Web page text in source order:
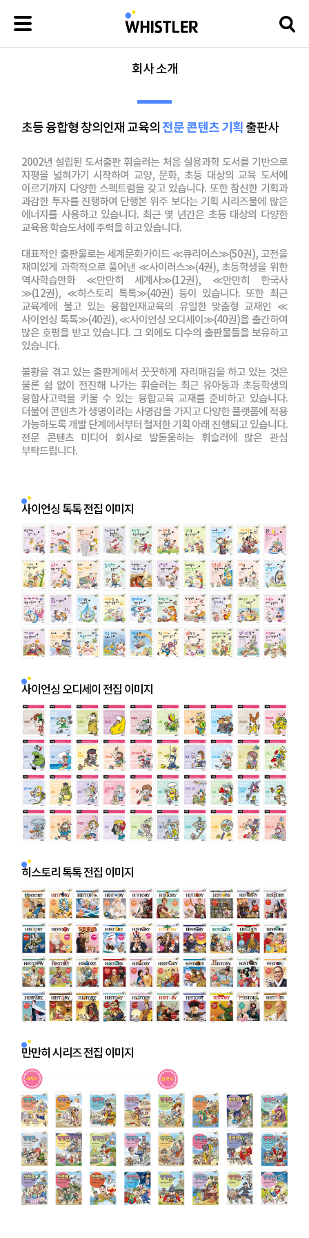
회사 소개
초등 융합형 창의인재 교육의전문 콘텐츠 기획 출판사
2002년 설립된 도서출판 휘슬러는 처음 실용과학 도서를 기반으로
지평을 넓혀가기 시작하여 교양, 문화, 초등 대상의 교육 도서에
이르기까지 다양한 스펙트럼을 갖고 있습니다. 또한 참신한 기획과
과감한 투자를 진행하여 단행본 위주 보다는 기획 시리즈물에 많은
에너지를 사용하고 있습니다. 최근 몇 년간은 초등 대상의 다양한
교육용 학습도서에 주력을 하고 있습니다.
대표적인 출판물로는 세계문화가이드 ≪큐리어스≫(50권), 고전을
재미있게 과학적으로 풀어낸 ≪사이러스≫(4권), 초등학생을 위한
역사학습만화 ≪만만히 세계사≫(12권), ≪만만히 한국사
≫(12권), ≪히스토리 톡톡≫(40권) 등이 있습니다. 또한 최근
교육계에 불고 있는 융합인재교육의 유일한 맞춤형 교재인 ≪
사이언싱 톡톡≫(40권), ≪사이언싱 오디세이≫(40권)을 출간하여
많은 호평을 받고 있습니다. 그 외에도 다수의 출판물들을 보유하고
있습니다.
불황을 겪고 있는 출판계에서 꿋꿋하게 자리매김을 하고 있는 것은
물론 쉼 없이 전진해 나가는 휘슬러는 최근 유아동과 초등학생의
융합사고력을 키울 수 있는 융합교육 교재를 준비하고 있습니다.
더불어 콘텐츠가 생명이라는 사명감을 가지고 다양한 플랫폼에 적용
가능하도록 개발 단계에서부터 철저한 기획 아래 진행되고 있습니다.
전문 콘텐츠 미디어 회사로 발돋움하는 휘슬러에 많은 관심
부탁드립니다.
사이언싱 톡톡 전집 이미지
사이언싱 오디세이 전집 이미지
히스토리 톡톡 전집 이미지
만만히 시리즈 전집 이미지